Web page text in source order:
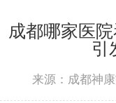
成都哪家医
引
来源：成都神